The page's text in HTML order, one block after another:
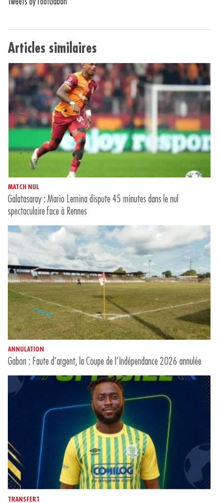
Articles similaires
MATCH NUL
Galatasaray : Mario Lemina dispute 45 minutes dans le nul
spectaculaire face à Rennes
ANNULATION
Gabon : Faute d’argent, la Coupe de l’Indépendance 2026 annulée
TRANSFERT